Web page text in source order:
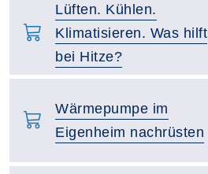
Lüften. Kühlen.
Klimatisieren. Was hilft
bei Hitze?
Wärmepumpe im
Eigenheim nachrüsten